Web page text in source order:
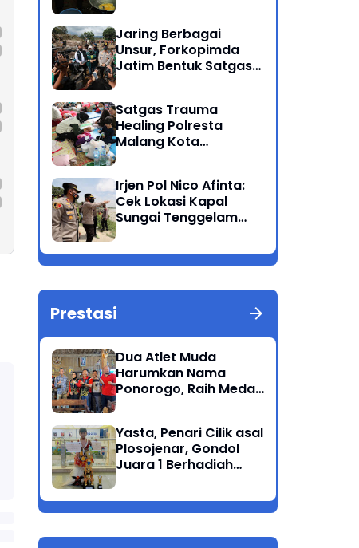
Pengungsian
Jaring Berbagai
Unsur, Forkopimda
Jatim Bentuk Satgas
Satgas Trauma
Healing Polresta
Malang Kota
Bandang
Irjen Pol Nico Afinta:
Cek Lokasi Kapal
Sungai Tenggelam
Tuban
Prestasi
Dua Atlet Muda
Harumkan Nama
Ponorogo, Raih Medali
Jatim
Yasta, Penari Cilik asal
Plosojenar, Gondol
Juara 1 Berhadiah
Nusantara 2025